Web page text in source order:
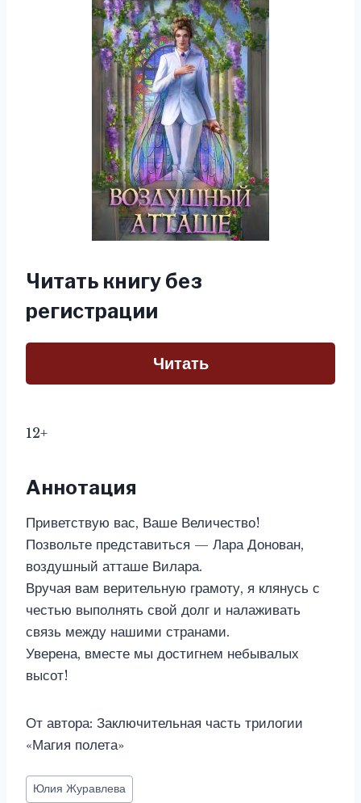
Читать книгу без
регистрации
Читать
12+
Аннотация
Приветствую вас, Ваше Величество!
Позвольте представиться — Лара Донован,
воздушный атташе Вилара.
Вручая вам верительную грамоту, я клянусь с
честью выполнять свой долг и налаживать
связь между нашими странами.
Уверена, вместе мы достигнем небывалых
высот!
От автора: Заключительная часть трилогии
«Магия полета»
Метки
Юлия Журавлева